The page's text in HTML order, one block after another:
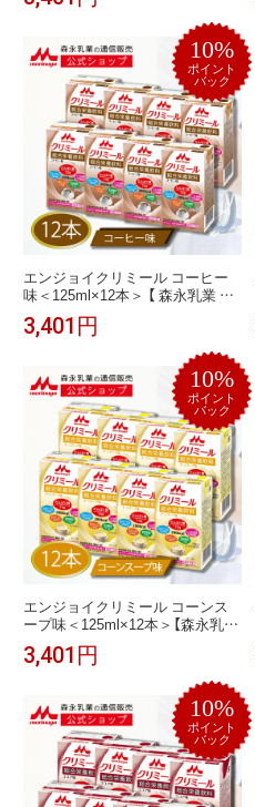
給 飲料 老人食 栄養補助飲料 食事
栄養 おやつ たんぱく質 食欲不振
プロテイン ミネラル 乳酸菌 ビタ
ミン 常温保存 ヨーグルト
10%
ポイント
バック
エンジョイクリミール コーヒー
味＜125ml×12本＞ 【 森永乳業 公
式ショップ】 高齢者 栄養補助食品
流動食 介護食 ドリンク 栄養補給
飲料 栄養ドリンク 栄養補助飲料
食事 栄養 老人食 たんぱく質 食欲
不振 ミネラル 乳酸菌 プロテイン
ビタミン 常温保存 セット おいし
3,401円
10%
ポイント
バック
エンジョイクリミール コーンス
ープ味＜125ml×12本＞【森永乳業
公式ショップ】 高齢者 食品 栄養
補助食品 流動食 介護 食 ドリンク
栄養補給 飲料 栄養ドリンク 栄養
補助飲料 食事 栄養 おやつ たんぱ
く質 プロテイン 食欲不振 ミネラ
ル 乳酸菌 ビタミン 常温保存 おい
3,401円
10%
ポイント
バック